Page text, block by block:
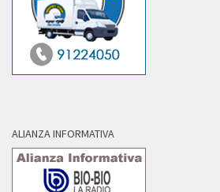
ALIANZA INFORMATIVA